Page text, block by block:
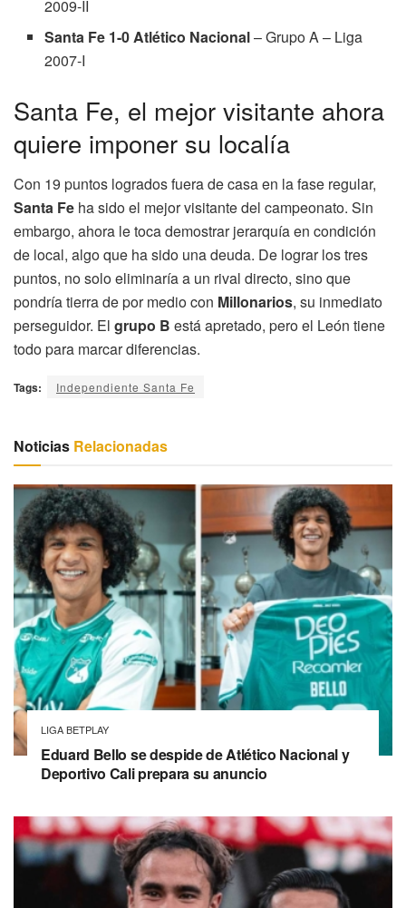
2009-II
Santa Fe 1-0 Atlético Nacional– Grupo A – Liga
2007-I
Santa Fe, el mejor visitante ahora
quiere imponer su localía
Con 19 puntos logrados fuera de casa en la fase regular,
Santa Fe ha sido el mejor visitante del campeonato. Sin
embargo, ahora le toca demostrar jerarquía en condición
de local, algo que ha sido una deuda. De lograr los tres
puntos, no solo eliminaría a un rival directo, sino que
pondría tierra de por medio con Millonarios, su inmediato
perseguidor. El grupo B está apretado, pero el León tiene
todo para marcar diferencias.
Tags: Independiente Santa Fe
Noticias Relacionadas
LIGA BETPLAY
Eduard Bello se despide de Atlético Nacional y
Deportivo Cali prepara su anuncio